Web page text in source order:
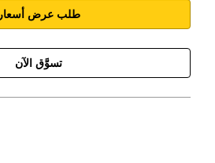
طلب عرض أسعار
تسوَّق الآن